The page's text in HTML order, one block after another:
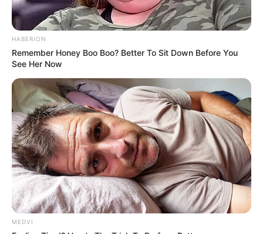
Men Over 40 Ditch "Blue Pills" For This Powerful
Method (7x Stronger)
MEN'S VITALITY
HABERION
Remember Honey Boo Boo? Better To Sit Down Before You
See Her Now
MEDVI